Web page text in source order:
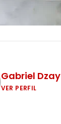
Gabriel Dzay
VER PERFIL